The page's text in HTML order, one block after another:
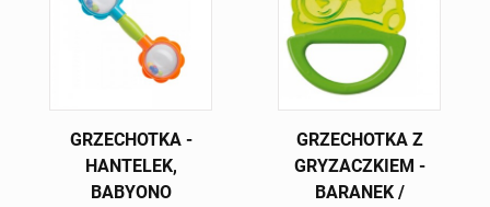
GRZECHOTKA -
HANTELEK,
BABYONO
GRZECHOTKA Z
GRYZACZKIEM -
BARANEK /